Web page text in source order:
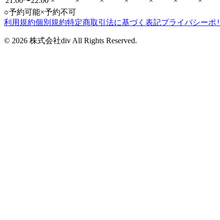
○予約可能×予約不可
利用規約個別規約特定商取引法に基づく表記プライバシーポ
© 2026 株式会社div All Rights Reserved.